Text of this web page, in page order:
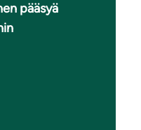
pääsyä